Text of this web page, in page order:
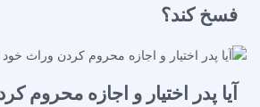
فسخ کند؟
آیا پدر اختیار و اجازه محروم